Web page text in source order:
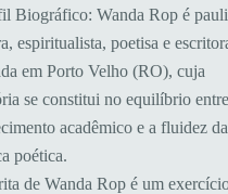
Biográfico: ​Wanda Rop é
espiritualista, poetisa e
em Porto Velho (RO), cuja
se constitui no equilíbrio
acadêmico e a fluidez da
poética.
de Wanda Rop é um